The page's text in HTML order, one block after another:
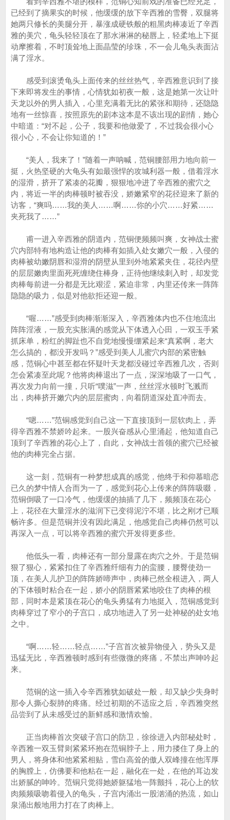
已经到了摘果实的时候，他缓缓的放下辛西雅的雪臀，双腿将
她两只修长的美腿分开，暴涨成硬铁般的粗黑肉棒凑近了辛西
雅的美穴，龟头轻轻顶在了那水淋淋的秘唇上，轻柔地上下挺
动摩擦着，不时顶耸地上面晶莹的珍珠，不一会儿龟头表面沾
满了淫水。
感受到滚烫龟头上面传来的丝丝热气，辛西雅意识到了接
下来即将发生的事情，心情犹如初夜一般，这是她第一次让叶
天龙以外的男人插入，心里充满着无比的紧张和期待，还隐隐
地有一丝惊喜，按照原先的剧本这本是不该出现的剧情，她心
中暗道：“对不起，公子，我要和他做爱了，不过我会很小心
很小心，不会让你知道的！”
“美人，我来了！”随着一声呐喊，范铜腰部用力地向前一
挺，火热坚硬的大龟头有如最强悍的攻城利器一般，借着淫水
的湿滑，挤开了紧凑的花瓣，狠狠地冲进了辛西雅的蜜穴之
内，将近一半的肉棒顿时被吞没，娇嫩紧窄的花径迎来了新的
访客，“爽吗……我的美人……啊……你的小穴……好紧……
夹死我了……”
甫一进入辛西雅的阴道内，范铜便频频叫爽，女神战士蜜
穴内部特有地构造让他的肉棒有如插入处女嫩穴一般，入侵的
肉棒被幼嫩阴唇和湿滑的阴壁从里到外地紧紧夹住，花径内壁
的层层嫩肉里面死死缠绕住棒身，正待他继续刺入时，却发觉
肉棒每前进一分都是无比艰涩，紧迫非常，内里还传来一阵阵
隐隐的吸力，似是对他欲拒还迎一般。
“喔……”感受到肉棒渐渐深入，辛西雅体内也不住地流出
阵阵淫液，一股充实胀满的感觉从下体透入心田，一双玉手紧
抓床单，粉红的脚趾也不自觉地慢慢绷紧起来“真紧啊，老大
怎么搞的，都没开发吗？”感受到美人儿蜜穴内部的紧密触
感，范铜心中甚至都在怀疑叶天龙都没碰过辛西雅几次，否则
怎会紧凑至此呢？他将肉棒退出了一点，深深地吸了一口气，
再次发力向前一撞，只听“噗滋”一声，丝丝淫水顿时飞溅而
出，肉棒挤开嫩穴内的层层蜜肉，向着阴道深处直冲而去。
“嗯……”范铜感觉到自己这一下直接顶到一层软肉上，弄
得辛西雅不禁娇吟起来。一股兴奋感从心里涌起，他知道自己
顶到了辛西雅的花心上了，自此，女神战士首领的蜜穴已经被
他的肉棒完全占据。
这一刻，范铜有一种梦想成真的感觉，他终于和仰慕暗恋
已久的梦中情人合而为一了，感觉到花心上传来的阵阵吸啜，
范铜倒吸了一口冷气，他缓缓的抽插了几下，频频顶在花心
上，花径在大量淫水的滋润下已变得泥泞不堪，比之刚才已顺
畅许多。但是范铜并没有因此满足，他感觉自己肉棒仍然可以
再深入一点，可以将辛西雅的蜜穴开发得更多些。
他低头一看，肉棒还有一部分显露在肉穴之外。于是范铜
狠了狠心，紧紧扣住了辛西雅纤细有力的蛮腰，腰臀使劲一
顶，在美人儿护卫的阵阵娇啼声中，肉棒已然全根进入，两人
的下体顿时粘合在一起，娇小的阴唇紧紧地咬住了肉棒的根
部，同时本是紧顶在花心的龟头勇猛有力地挺入，范铜感觉到
肉棒穿过了窄小的子宫口，成功地进入了另一处神秘的处女地
之中。
“啊……轻……轻点……”子宫首次被异物侵入，势头又是
迅猛无比，辛西雅顿时感到有些微微的疼痛，不禁出声呻吟起
来。
范铜的这一插入令辛西雅犹如破处一般，却又缺少失身时
那令人撕心裂肺的疼痛。经过初期的不适应之后，辛西雅突然
品尝到了从未感受过的新鲜感和激情欢愉。
正当肉棒首次突破子宫口的防卫，徐徐进入内部秘处时，
辛西雅一双玉臂则紧紧环抱在范铜脖子上，用力搂住了身上的
男人，将身体和他紧紧相贴，雪白高耸的傲人双峰撞在他浑厚
的胸膛上，仿佛要和他粘在一起，融化在一处，在他的耳边发
出娇腻的呻吟。范铜只觉得她娇躯猛地一阵颤抖，花心上的软
肉频频吸吻着侵入的龟头，子宫内涌出一股汹涌的热流，如山
泉涌出般地用力打在了肉棒上。